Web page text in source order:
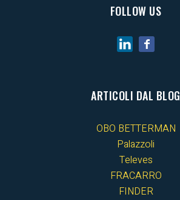
FOLLOW US
ARTICOLI DAL BLOG
OBO BETTERMAN
Palazzoli
Televes
FRACARRO
FINDER